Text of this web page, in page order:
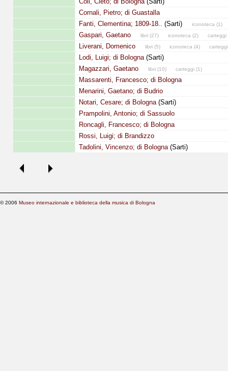
Cornali, Pietro; di Guastalla
Fanti, Clementina; 1809-18.. (Sarti) iconoteca (1)
Gaspari, Gaetano libri (27) iconoteca (2) carteggi
Liverani, Domenico libri (5) iconoteca (4) carteggi
Lodi, Luigi; di Bologna(Sarti)
Magazzari, Gaetano
libri (10) carteggi (1)
Massarenti, Francesco; di Bologna
Menarini, Gaetano; di Budrio
Notari, Cesare; di Bologna(Sarti)
Prampolini, Antonio; di Sassuolo
Roncagli, Francesco; di Bologna
Rossi, Luigi; di Brandizzo
Tadolini, Vincenzo; di Bologna(Sarti)
© 2006 Museo internazionale e biblioteca della musica di Bologna